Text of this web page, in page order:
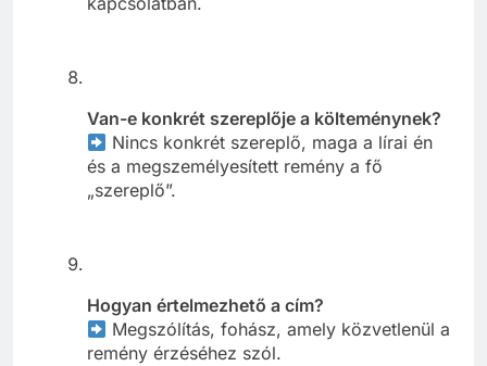
Van-e konkrét szereplője a költeménynek?
Nincs konkrét szereplő, maga a lírai én
és a megszemélyesített remény a fő
„szereplő”.
Hogyan értelmezhető a cím?
Megszólítás, fohász, amely közvetlenül a
remény érzéséhez szól.